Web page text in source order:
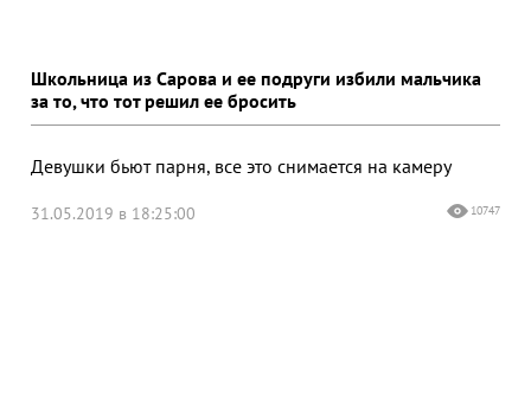
Школьница из Сарова и ее подруги избили мальчика
за то, что тот решил ее бросить
Девушки бьют парня, все это снимается на камеру
31.05.2019 в 18:25:00 10747